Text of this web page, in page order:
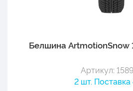
Белшина ArtmotionSnow
Артикул:
2 шт. Поставка